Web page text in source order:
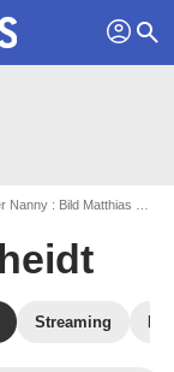
profil search
: Bild Matthias Schweighöfer, Joko Winterscheidt
Streaming